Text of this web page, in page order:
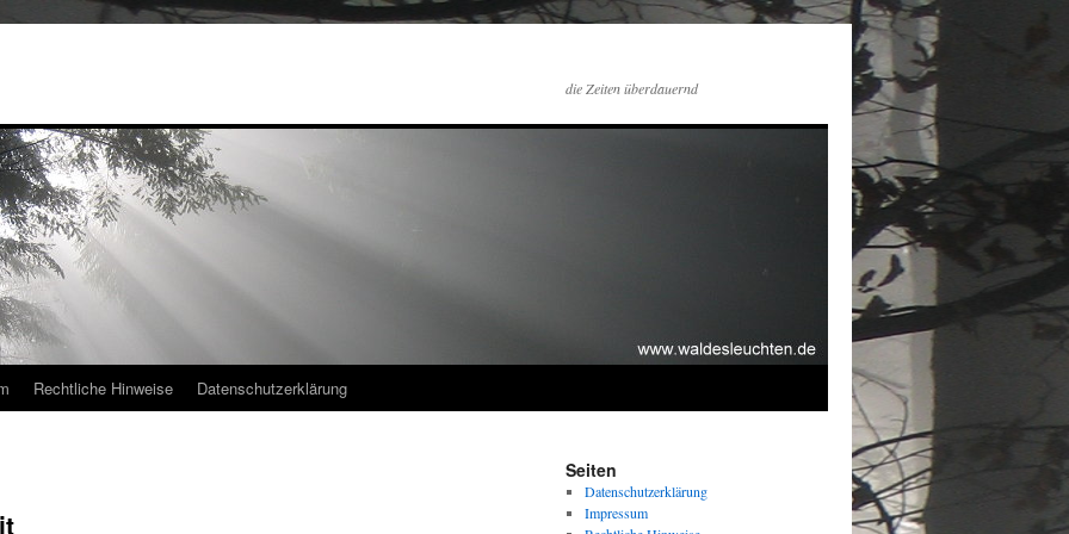
die Zeiten überdauernd
Rechtliche Hinweise Datenschutzerklärung
Seiten
Datenschutzerklärung
Impressum